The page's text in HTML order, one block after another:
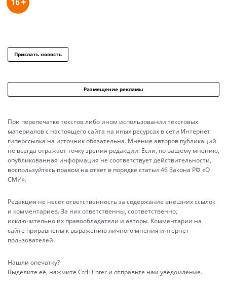
Прислать новость
Размещение рекламы
При перепечатке текстов либо ином использовании текстовых
материалов с настоящего сайта на иных ресурсах в сети Интернет
гиперссылка на источник обязательна. Мнение авторов публикаций
не всегда отражает точку зрения редакции. Если, по вашему мнению,
опубликованная информация не соответствует действительности,
воспользуйтесь правом на ответ в порядке статьи 46 Закона РФ «О
СМИ».
Редакция не несет ответственность за содержание внешних ссылок
и комментариев. За них ответственны, соответственно,
исключительно их правообладатели и авторы. Комментарии на
сайте приравнены к выражению личного мнения интернет-
пользователей.
Нашли опечатку?
Выделите её, нажмите Ctrl+Enter и отправьте нам уведомление.